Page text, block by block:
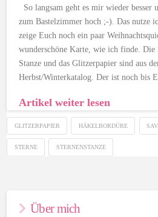
So langsam geht es mir wieder besser
zum Bastelzimmer hoch ;-). Das nutze
zeige Euch noch ein paar
wunderschöne Karte, wie ich finde. Die
Stanze und das Glitzerpapier sind aus
Herbst/Winterkatalog. Der ist noch bis
Artikel weiter lesen
GLITZERPAPIER HÄKELBORDÜRE
STERNE STERNENSTANZE
Über mich